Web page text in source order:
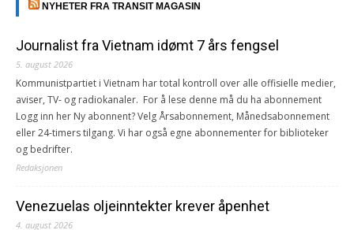
NYHETER FRA TRANSIT MAGASIN
Journalist fra Vietnam idømt 7 års fengsel
5. august 2026
Kommunistpartiet i Vietnam har total kontroll over alle offisielle medier,
aviser, TV- og radiokanaler. For å lese denne må du ha abonnement
Logg inn her Ny abonnent? Velg Årsabonnement, Månedsabonnement
eller 24-timers tilgang. Vi har også egne abonnementer for biblioteker
og bedrifter.
Redaksjonen
Venezuelas oljeinntekter krever åpenhet
4. august 2026